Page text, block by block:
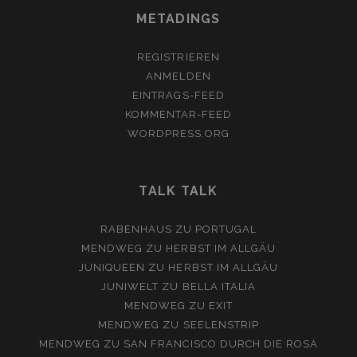
METADINGS
REGISTRIEREN
ANMELDEN
EINTRAGS-FEED
KOMMENTAR-FEED
WORDPRESS.ORG
TALK TALK
RABENHAUS ZU PORTUGAL
MENDWEG ZU HERBST IM ALLGÄU
JUNIQUEEN ZU HERBST IM ALLGÄU
JUNIWELT ZU BELLA ITALIA
MENDWEG ZU EXIT
MENDWEG ZU SEELENSTRIP
MENDWEG ZU SAN FRANCISCO DURCH DIE ROSA